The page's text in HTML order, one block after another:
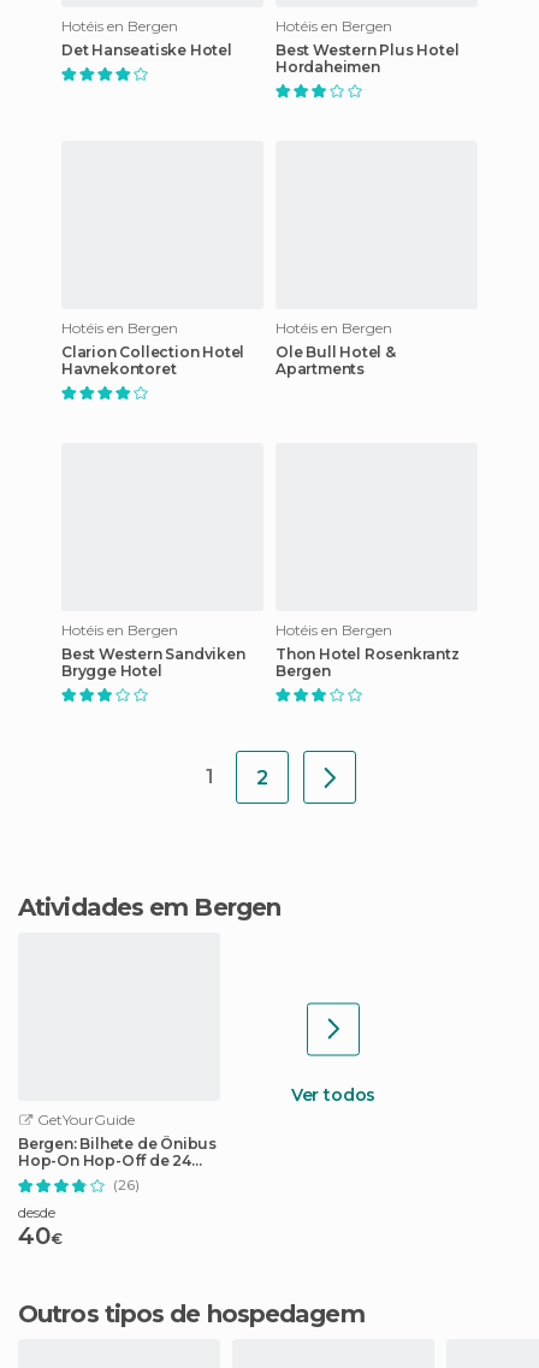
Hotéis en Bergen
Det Hanseatiske Hotel
Hotéis en Bergen
Best Western Plus Hotel
Hordaheimen
Hotéis en Bergen
Clarion Collection Hotel
Havnekontoret
Hotéis en Bergen
Ole Bull Hotel &
Apartments
Hotéis en Bergen
Best Western Sandviken
Brygge Hotel
Hotéis en Bergen
Thon Hotel Rosenkrantz
Bergen
1 2
Atividades em Bergen
GetYourGuide
Bergen: Bilhete de Ônibus
Hop-On Hop-Off de 24
Horas
(26)
desde
40€
Ver todos
Outros tipos de hospedagem